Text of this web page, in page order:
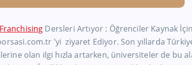
Franchising Dersleri Artıyor : Öğrenciler Kaynak İçin
’yi ziyaret Ediyor. Son yıllarda
olan ilgi hızla artarken, üniversiteler de bu